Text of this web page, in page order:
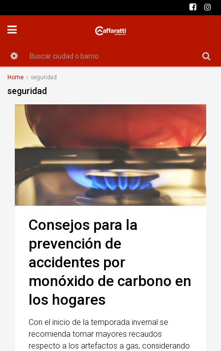
Home seguridad
seguridad
Consejos para la
prevención de
accidentes por
monóxido de carbono en
los hogares
Con el inicio de la temporada invernal se
recomienda tomar mayores recaudos
respecto a los artefactos a gas, considerando